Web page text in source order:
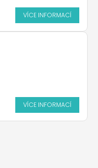
VÍCE INFORMACÍ
VÍCE INFORMACÍ